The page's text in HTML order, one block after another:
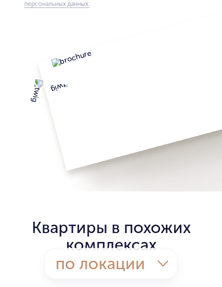
персональных данных.
Квартиры в похожих
комплексах
по локации